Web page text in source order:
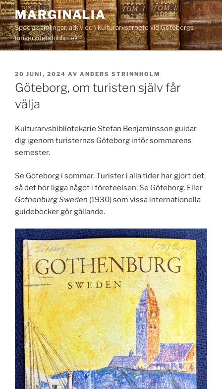
Hoppa
till
innehåll
MARGINALIA
Specialsamlingar, arkiv och kulturarvsarbete vid Göteborgs
universitetsbibliotek
PUBLICERAT
20 JUNI, 2024 AV ANDERS STRINNHOLM
Göteborg, om turisten själv får
välja
Kulturarvsbibliotekarie Stefan Benjaminsson guidar
dig igenom turisternas Göteborg inför sommarens
semester.
Se Göteborg i sommar. Turister i alla tider har gjort det,
så det bör ligga något i företeelsen: Se Göteborg. Eller
Gothenburg Sweden (1930) som vissa internationella
guideböcker gör gällande.